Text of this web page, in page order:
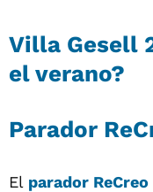
Villa Gesell
el verano?
Parador
El parador ReCreo